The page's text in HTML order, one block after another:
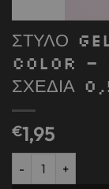
ΣΤΥΛΟ
COLOR
ΣΧΕΔΙΑ
€1,95
ΣΤΥΛΟ GEL ΠΟΥ